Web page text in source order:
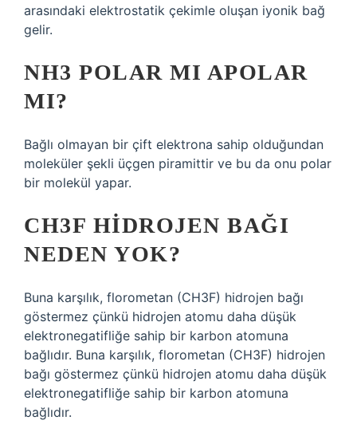
arasındaki elektrostatik çekimle oluşan iyonik bağ
gelir.
NH3 POLAR MI APOLAR
MI?
Bağlı olmayan bir çift elektrona sahip olduğundan
moleküler şekli üçgen piramittir ve bu da onu polar
bir molekül yapar.
CH3F HIDROJEN BAĞI
NEDEN YOK?
Buna karşılık, florometan (CH3F) hidrojen bağı
göstermez çünkü hidrojen atomu daha düşük
elektronegatifliğe sahip bir karbon atomuna
bağlıdır. Buna karşılık, florometan (CH3F) hidrojen
bağı göstermez çünkü hidrojen atomu daha düşük
elektronegatifliğe sahip bir karbon atomuna
bağlıdır.